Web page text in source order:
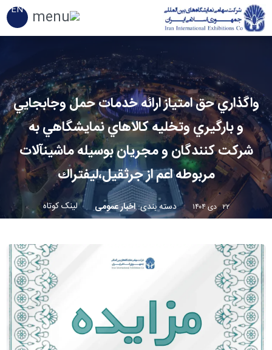
EN
واگذاري حق امتياز ارائه خدمات حمل وجابجايي
و بارگيري وتخليه كالاهاي نمايشگاهي به
شركت كنندگان و مجريان بوسيله ماشين‏آلات
مربوطه اعم از جرثقيل،ليفتراك
۲۲ دی ۱۴۰۴ دسته بندی:اخبار عمومی لینک کوتاه